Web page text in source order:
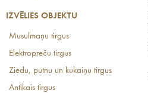
IZVĒLIES OBJEKTU
Musulmaņu tirgus
Elektropreču tirgus
Ziedu, putnu un kukaiņu tirgus
Antīkais tirgus